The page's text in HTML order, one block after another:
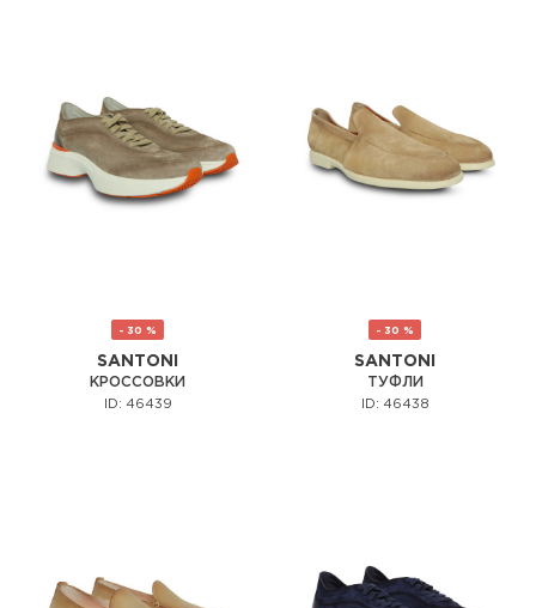
- 30 %
SANTONI
КРОССОВКИ
ID: 46439
- 30 %
SANTONI
ТУФЛИ
ID: 46438